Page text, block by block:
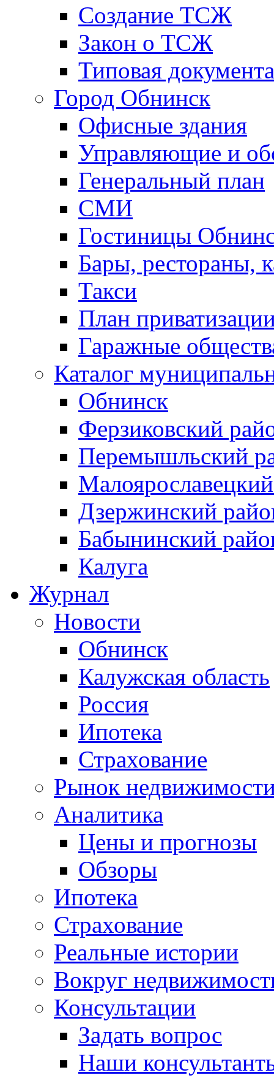
Создание ТСЖ
Закон о ТСЖ
Типовая
Город Обнинск
Офисные здания
Управляющие и
Генеральный план
СМИ
Гостиницы
Бары, рестораны,
Такси
План
Гаражные
Каталог
Обнинск
Ферзиковский
Перемышльский
Дзержинский
Бабынинский
Калуга
Журнал
Новости
Обнинск
Калужская область
Россия
Ипотека
Страхование
Рынок
Аналитика
Цены и прогнозы
Обзоры
Ипотека
Страхование
Реальные истории
Вокруг
Консультации
Задать вопрос
Наши